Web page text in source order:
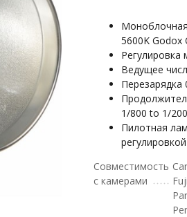
5600K Godox
Ведущее
Перезарядка
1/800 to 1/
Пилотная
Совместимость
с камерами